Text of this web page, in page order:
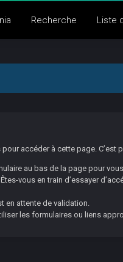
Recherche Liste
accéder à cette page. C’est
au bas de la page pour
vous en train d’essayer
en attente de validation.
les formulaires ou liens